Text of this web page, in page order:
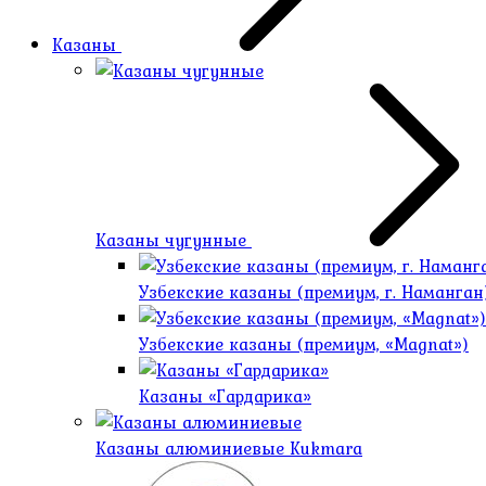
Казаны
Казаны чугунные
Узбекские казаны (премиум, г.
Узбекские казаны (премиум, «Magnat»)
Казаны «Гардарика»
Казаны алюминиевые Kukmara